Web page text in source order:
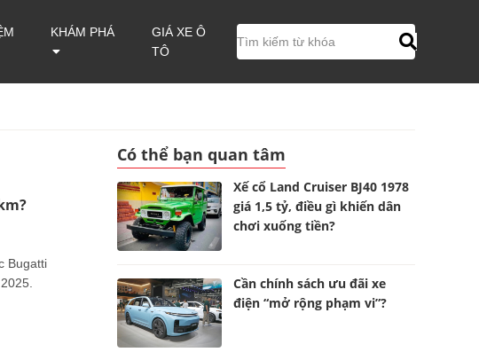
KHÁM PHÁ
GIÁ XE Ô
TÔ
Bugatti
Có thể bạn quan tâm
Xế cổ Land Cruiser BJ40 1978
giá 1,5 tỷ, điều gì khiến dân
chơi xuống tiền?
Cần chính sách ưu đãi xe
điện “mở rộng phạm vi”?